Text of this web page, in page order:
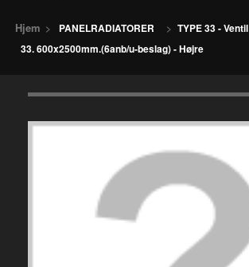
Hjem > PANELRADIATORER > TYPE 33 - Ventil
33. 600x2500mm.(6anb/u-beslag) - Højre